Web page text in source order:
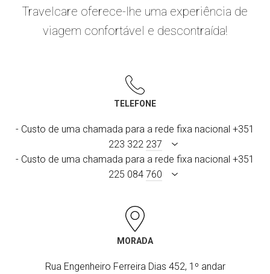
Travelcare oferece-lhe uma experiência de
viagem confortável e descontraída!
TELEFONE
- Custo de uma chamada para a rede fixa nacional +351
223 322 237
- Custo de uma chamada para a rede fixa nacional +351
225 084 760
MORADA
Rua Engenheiro Ferreira Dias 452, 1º andar